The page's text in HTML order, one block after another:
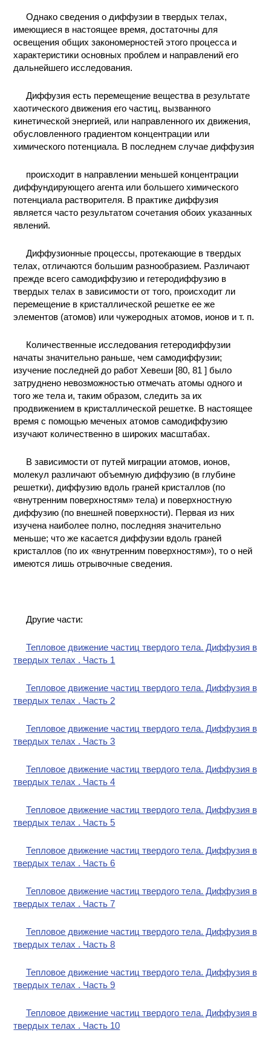
Однако сведения о диффузии в твердых телах,
имеющиеся в настоящее время, достаточны для
освещения общих закономерностей этого процесса и
характеристики основных проблем и направлений его
дальнейшего исследования.
Диффузия есть перемещение вещества в результате
хаотического движения его частиц, вызванного
кинетической энергией, или направленного их движения,
обусловленного градиентом концентрации или
химического потенциала. В последнем случае диффузия
происходит в направлении меньшей концентрации
диффундирующего агента или большего химического
потенциала растворителя. В практике диффузия
является часто результатом сочетания обоих указанных
явлений.
Диффузионные процессы, протекающие в твердых
телах, отличаются большим разнообразием. Различают
прежде всего самодиффузию и гетеродиффузию в
твердых телах в зависимости от того, происходит ли
перемещение в кристаллической решетке ее же
элементов (атомов) или чужеродных атомов, ионов и т. п.
Количественные исследования гетеродиффузии
начаты значительно раньше, чем самодиффузии;
изучение последней до работ Хевеши [80, 81 ] было
затруднено невозможностью отмечать атомы одного и
того же тела и, таким образом, следить за их
продвижением в кристаллической решетке. В настоящее
время с помощью меченых атомов самодиффузию
изучают количественно в широких масштабах.
В зависимости от путей миграции атомов, ионов,
молекул различают объемную диффузию (в глубине
решетки), диффузию вдоль граней кристаллов (по
«внутренним поверхностям» тела) и поверхностную
диффузию (по внешней поверхности). Первая из них
изучена наиболее полно, последняя значительно
меньше; что же касается диффузии вдоль граней
кристаллов (по их «внутренним поверхностям»), то о ней
имеются лишь отрывочные сведения.
Другие части:
Тепловое движение частиц твердого тела. Диффузия в
твердых телах . Часть 1
Тепловое движение частиц твердого тела. Диффузия в
твердых телах . Часть 2
Тепловое движение частиц твердого тела. Диффузия в
твердых телах . Часть 3
Тепловое движение частиц твердого тела. Диффузия в
твердых телах . Часть 4
Тепловое движение частиц твердого тела. Диффузия в
твердых телах . Часть 5
Тепловое движение частиц твердого тела. Диффузия в
твердых телах . Часть 6
Тепловое движение частиц твердого тела. Диффузия в
твердых телах . Часть 7
Тепловое движение частиц твердого тела. Диффузия в
твердых телах . Часть 8
Тепловое движение частиц твердого тела. Диффузия в
твердых телах . Часть 9
Тепловое движение частиц твердого тела. Диффузия в
твердых телах . Часть 10